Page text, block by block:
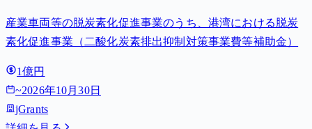
産業車両等の脱炭素化促進事業のうち、港湾における脱炭
素化促進事業（二酸化炭素排出抑制対策事業費等補助金）
1億円
~2026年10月30日
jGrants